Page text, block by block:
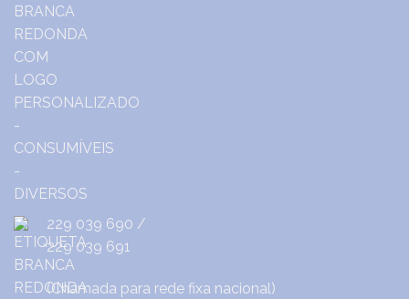
229 039 690 /
229 039 691
(Chamada para rede fixa nacional)